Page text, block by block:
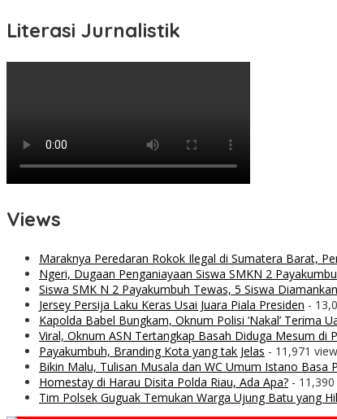
Literasi Jurnalistik
Views
Maraknya Peredaran Rokok Ilegal di Sumatera Barat,
Ngeri, Dugaan Penganiayaan Siswa SMKN 2
Siswa SMK N 2 Payakumbuh Tewas, 5 Siswa Diamankan
Jersey Persija Laku Keras Usai Juara Piala Presiden -
Kapolda Babel Bungkam, Oknum Polisi ‘Nakal’ Terima
Viral, Oknum ASN Tertangkap Basah Diduga Mesum di
Payakumbuh, Branding Kota yang tak Jelas - 11,971
Bikin Malu, Tulisan Musala dan WC Umum Istano Basa
Homestay di Harau Disita Polda Riau, Ada Apa? -
Tim Polsek Guguak Temukan Warga Ujung Batu yang